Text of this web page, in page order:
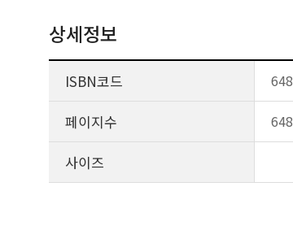
상세정보
ISBN코드 648
페이지수 648
사이즈